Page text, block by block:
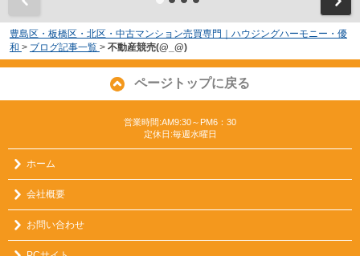
豊島区・板橋区・北区・中古マンション売買専門｜ハウジングハーモニー・優
和 > ブログ記事一覧 > 不動産競売(@_@)
ページトップに戻る
営業時間:AM9:30～PM6：30
定休日:毎週水曜日
ホーム
会社概要
お問い合わせ